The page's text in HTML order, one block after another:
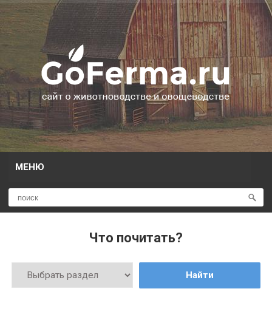
МЕНЮ
Что почитать?
Найти